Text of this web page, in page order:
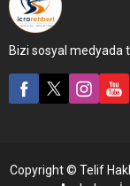
Bizi sosyal medyada
Copyright © Telif